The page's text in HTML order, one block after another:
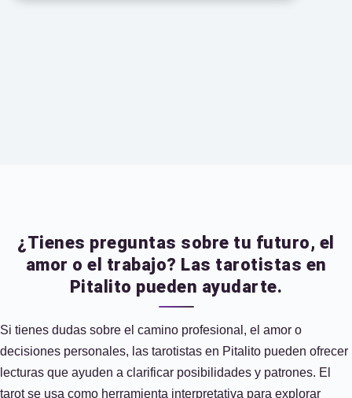
¿Tienes preguntas sobre tu futuro, el
amor o el trabajo? Las tarotistas en
Pitalito pueden ayudarte.
Si tienes dudas sobre el camino profesional, el amor o
decisiones personales, las tarotistas en Pitalito pueden ofrecer
lecturas que ayuden a clarificar posibilidades y patrones. El
tarot se usa como herramienta interpretativa para explorar